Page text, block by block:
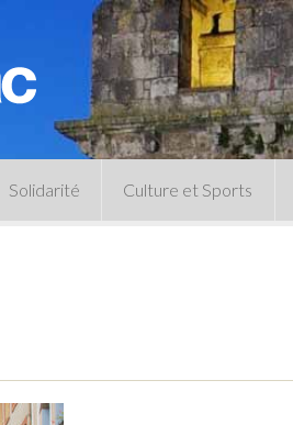
Solidarité Culture et Sports